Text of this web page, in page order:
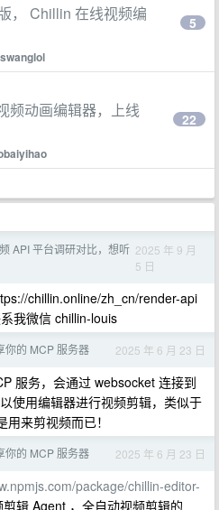
， Chillin 在线视频编
5
频动画编辑器，上线
22
API 平台调研对比，想听 2025 年 9 月
5 日
chillin.online/zh_cn/render-api
我微信 chillin-louis
你的 MCP 服务器 2025 年 6 月 23 日
服务，会通过 websocket 连接到
使用编辑器进行视频剪辑，类似于
来剪视频而已！
你的 MCP 服务器 2025 年 6 月 23 日
package/chillin-editor-
剪辑 Agent ，全自动视频剪辑的